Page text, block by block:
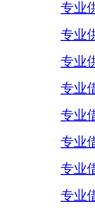
专业
专业
专业
专业
专业
专业
专业
专业